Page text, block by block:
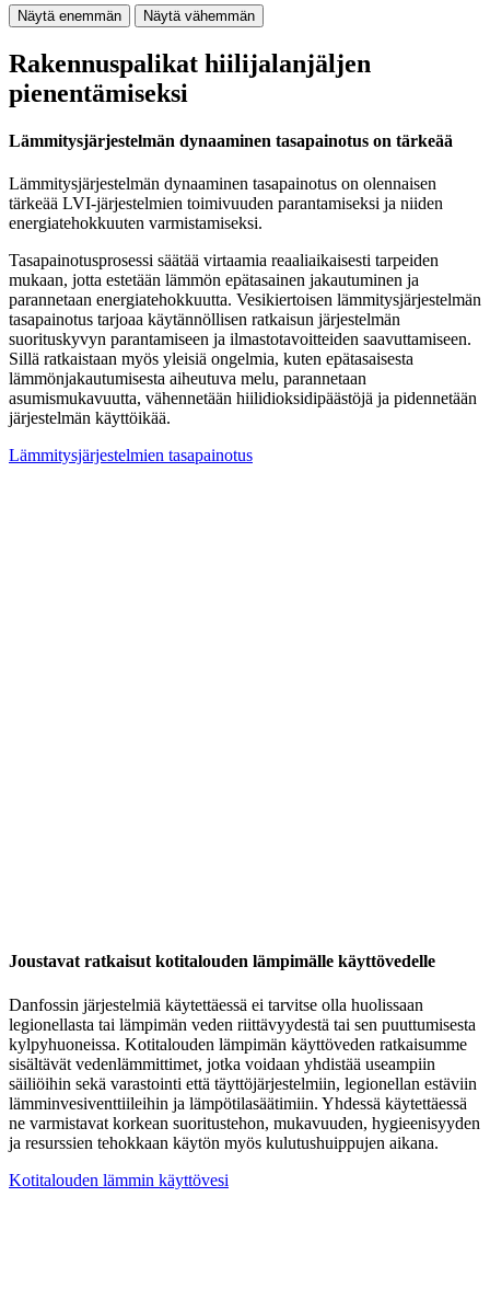
Näytä enemmän Näytä vähemmän
Rakennuspalikat hiilijalanjäljen
pienentämiseksi
Lämmitysjärjestelmän dynaaminen tasapainotus on tärkeää
Lämmitysjärjestelmän dynaaminen tasapainotus on olennaisen
tärkeää LVI-järjestelmien toimivuuden parantamiseksi ja niiden
energiatehokkuuten varmistamiseksi.
Tasapainotusprosessi säätää virtaamia reaaliaikaisesti tarpeiden
mukaan, jotta estetään lämmön epätasainen jakautuminen ja
parannetaan energiatehokkuutta. Vesikiertoisen lämmitysjärjestelmän
tasapainotus tarjoaa käytännöllisen ratkaisun järjestelmän
suorituskyvyn parantamiseen ja ilmastotavoitteiden saavuttamiseen.
Sillä ratkaistaan myös yleisiä ongelmia, kuten epätasaisesta
lämmönjakautumisesta aiheutuva melu, parannetaan
asumismukavuutta, vähennetään hiilidioksidipäästöjä ja pidennetään
järjestelmän käyttöikää.
Lämmitysjärjestelmien tasapainotus
Joustavat ratkaisut kotitalouden lämpimälle käyttövedelle
Danfossin järjestelmiä käytettäessä ei tarvitse olla huolissaan
legionellasta tai lämpimän veden riittävyydestä tai sen puuttumisesta
kylpyhuoneissa. Kotitalouden lämpimän käyttöveden ratkaisumme
sisältävät vedenlämmittimet, jotka voidaan yhdistää useampiin
säiliöihin sekä varastointi että täyttöjärjestelmiin, legionellan estäviin
lämminvesiventtiileihin ja lämpötilasäätimiin. Yhdessä käytettäessä
ne varmistavat korkean suoritustehon, mukavuuden, hygieenisyyden
ja resurssien tehokkaan käytön myös kulutushuippujen aikana.
Kotitalouden lämmin käyttövesi